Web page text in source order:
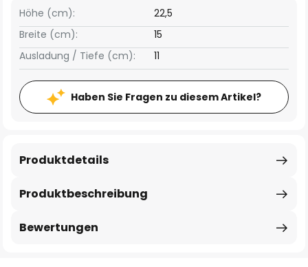
Breite (cm): 15
Höhe (cm): 22,5
Ausladung / Tiefe (cm): 11
Haben Sie Fragen zu diesem Artikel?
Produktbeschreibung
Produktdetails
Bewertungen